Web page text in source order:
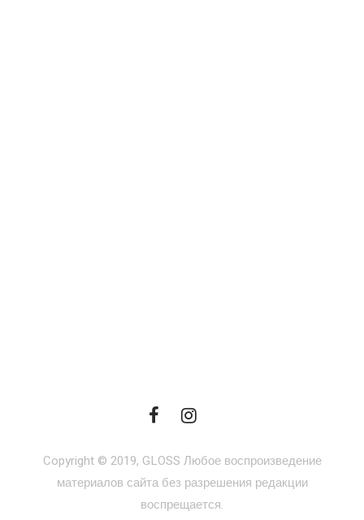
Copyright © 2019, GLOSS Любое воспроизведение
материалов сайта без разрешения редакции
воспрещается.